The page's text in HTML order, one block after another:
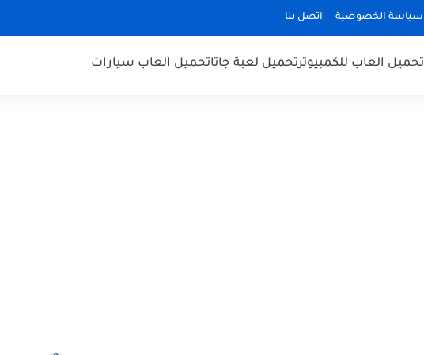
سياسة الخصوصية اتصل بنا
تحميل العاب للكمبيوترتحميل لعبة جاتاتحميل العاب سيارات